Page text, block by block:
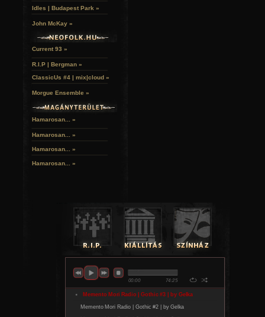
Idles | Budapest Park »
John McKay »
Current 93 »
R.I.P | Bergman »
ClassicUs #4 | mix|cloud »
Morgue Ensemble »
Hamarosan... »
Hamarosan... »
Hamarosan... »
Hamarosan... »